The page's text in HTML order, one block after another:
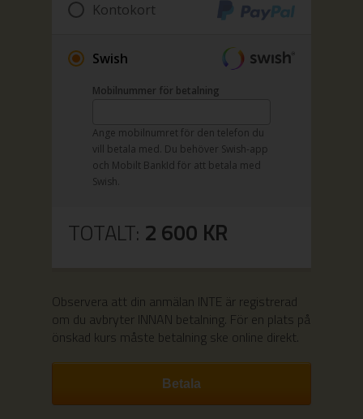
Kontokort
Swish
Mobilnummer för betalning
Ange mobilnumret för den telefon du
vill betala med. Du behöver Swish-app
och Mobilt BankId för att betala med
Swish.
TOTALT: 2 600 KR
Observera att din anmälan INTE är registrerad
om du avbryter INNAN betalning. För en plats på
önskad kurs måste betalning ske online direkt.